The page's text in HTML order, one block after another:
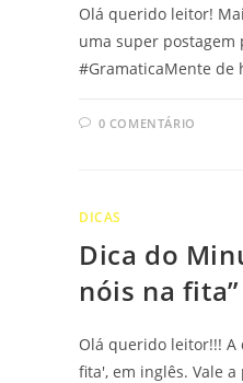
Olá querido leitor!
uma super postagem
#GramaticaMente de
0 COMENTÁRIO
DICAS
Dica do
nóis na fita”
Olá querido leitor!!! A
fita', em inglês. Vale